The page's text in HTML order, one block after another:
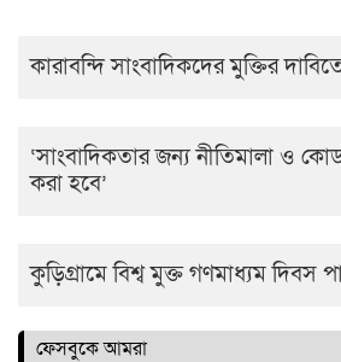
কারাবন্দি সাংবাদিকদের মুক্তির
‘সাংবাদিকতার জন্য নীতিমালা ও
করা হবে’
কুড়িগ্রামে বিশ্ব মুক্ত গণমাধ্যম দিবস
ফেসবুকে আমরা